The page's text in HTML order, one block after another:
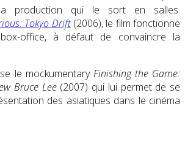
la production qui le sort en salles.
Tokyo Drift (2006), le film fonctionne
office, à défaut de convaincre la
le mockumentary Finishing the Game:
Bruce Lee(2007) qui lui permet de se
des asiatiques dans le cinéma